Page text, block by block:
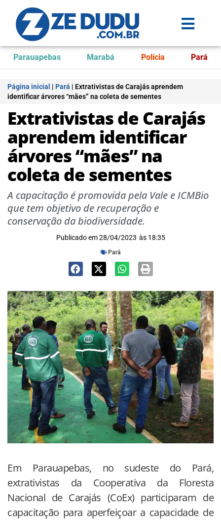
Parauapebas Marabá Polícia Pará
Página inicial | Pará | Extrativistas de Carajás aprendem
identificar árvores “mães” na coleta de sementes
Extrativistas de Carajás
aprendem identificar
árvores “mães” na
coleta de sementes
A capacitação é promovida pela Vale e ICMBio
que tem objetivo de recuperação e
conservação da biodiversidade.
Publicado em 28/04/2023 às 18:35
Pará
Em Parauapebas, no sudeste do Pará,
extrativistas da Cooperativa da Floresta
Nacional de Carajás (CoEx) participaram de
capacitação para aperfeiçoar a capacidade de